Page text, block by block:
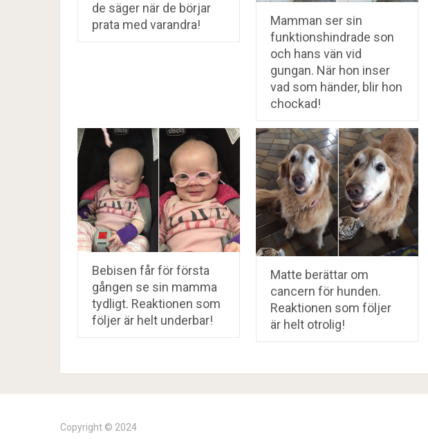
de säger när de börjar
prata med varandra!
Mamman ser sin
funktionshindrade son
och hans vän vid
gungan. När hon inser
vad som händer, blir hon
chockad!
Bebisen får för första
gången se sin mamma
tydligt. Reaktionen som
följer är helt underbar!
Matte berättar om
cancern för hunden.
Reaktionen som följer
är helt otrolig!
Copyright © 2024